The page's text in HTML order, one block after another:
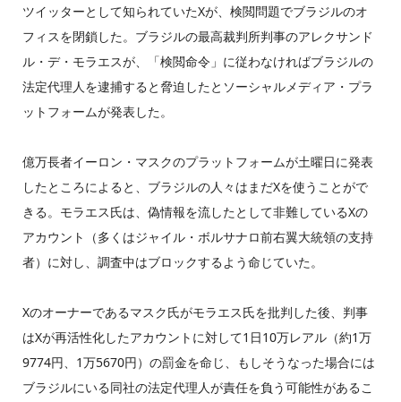
ツイッターとして知られていたXが、検閲問題でブラジルのオ
フィスを閉鎖した。ブラジルの最高裁判所判事のアレクサンド
ル・デ・モラエスが、「検閲命令」に従わなければブラジルの
法定代理人を逮捕すると脅迫したとソーシャルメディア・プラ
ットフォームが発表した。
億万長者イーロン・マスクのプラットフォームが土曜日に発表
したところによると、ブラジルの人々はまだXを使うことがで
きる。モラエス氏は、偽情報を流したとして非難しているXの
アカウント（多くはジャイル・ボルサナロ前右翼大統領の支持
者）に対し、調査中はブロックするよう命じていた。
Xのオーナーであるマスク氏がモラエス氏を批判した後、判事
はXが再活性化したアカウントに対して1日10万レアル（約1万
9774円、1万5670円）の罰金を命じ、もしそうなった場合には
ブラジルにいる同社の法定代理人が責任を負う可能性があるこ